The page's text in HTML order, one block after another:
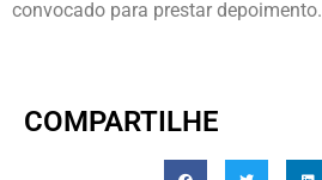
convocado para prestar depoimento.
COMPARTILHE